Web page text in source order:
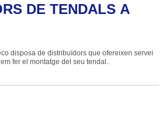
DE TENDALS A
disposa de distribuïdors que ofereixen servei
fer el montatge del seu tendal..